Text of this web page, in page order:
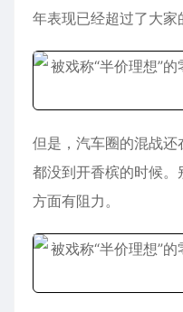
年表现已经超过了大家
但是，汽车圈的混战还
都没到开香槟的时候
方面有阻力。